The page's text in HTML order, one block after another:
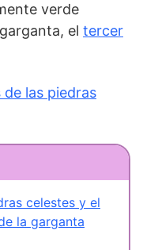
verde
el tercer
de las piedras
celestes y el
la garganta